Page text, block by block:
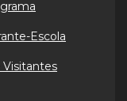
Escola
Visitantes